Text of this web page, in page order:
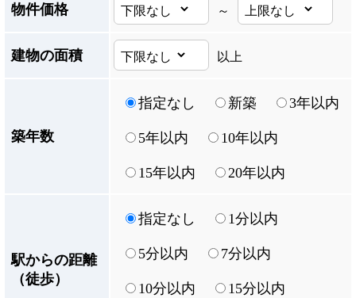
物件価格 ～
建物の面積 以上
築年数
指定なし 新築 3年以内
5年以内 10年以内
15年以内 20年以内
駅からの距離
（徒歩）
指定なし 1分以内
5分以内 7分以内
10分以内 15分以内